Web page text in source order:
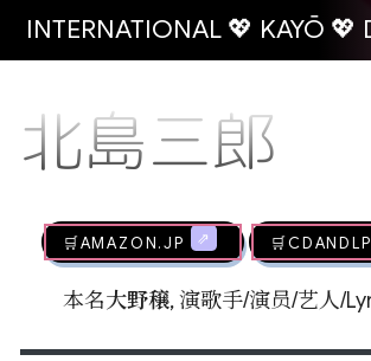
INTERNATIONAL 💖 KAYŌ 💖
北島三郎
🛒AMAZON.jp 🛒CDandLP
本名大野穣, 演歌手/演员/艺人/